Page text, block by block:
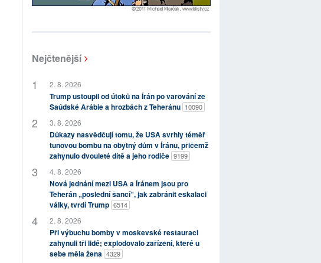
Nejčtenější
2. 8. 2026
Trump ustoupil od útoků na Írán po varování ze
Saúdské Arábie a hrozbách z Teheránu 10090
3. 8. 2026
Důkazy nasvědčují tomu, že USA svrhly téměř
tunovou bombu na obytný dům v Íránu, přičemž
zahynulo dvouleté dítě a jeho rodiče 9199
4. 8. 2026
Nová jednání mezi USA a Íránem jsou pro
Teherán „poslední šancí“, jak zabránit eskalaci
války, tvrdí Trump 6514
2. 8. 2026
Při výbuchu bomby v moskevské restauraci
zahynuli tři lidé; explodovalo zařízení, které u
sebe měla žena 4329